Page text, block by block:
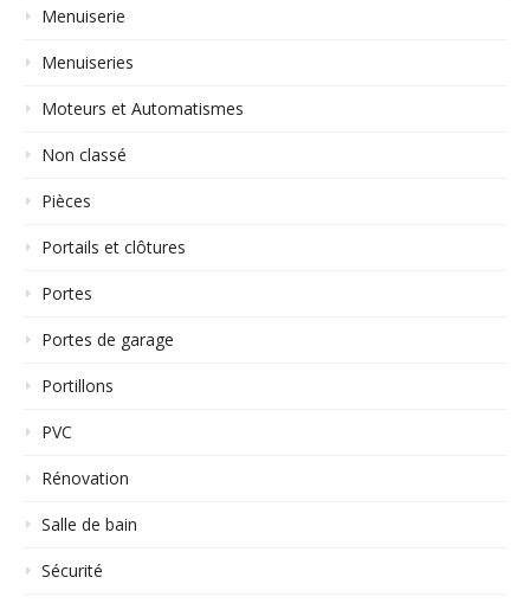
Menuiserie
Menuiseries
Moteurs et Automatismes
Non classé
Pièces
Portails et clôtures
Portes
Portes de garage
Portillons
PVC
Rénovation
Salle de bain
Sécurité